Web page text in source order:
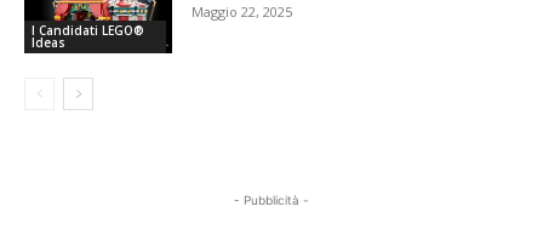
I Candidati LEGO®
Ideas
Maggio 22, 2025
- Pubblicità -